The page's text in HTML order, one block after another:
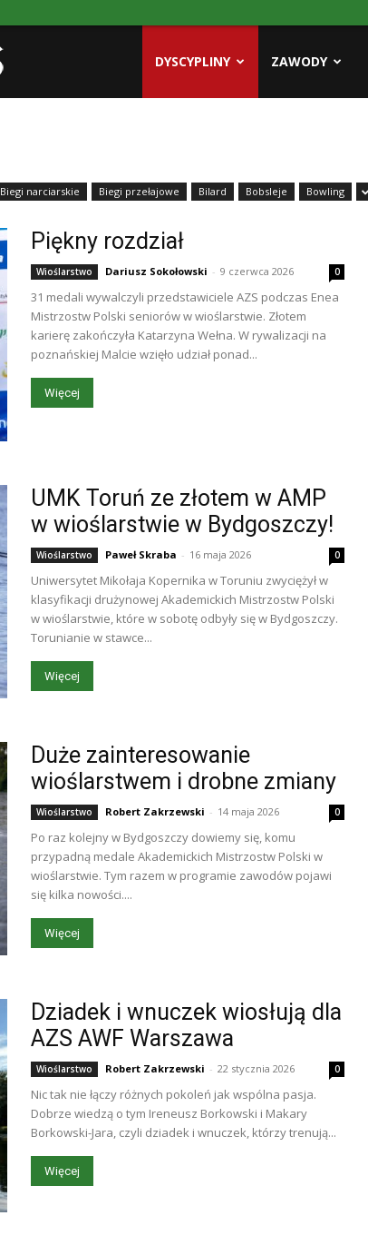
DYSCYPLINY ZAWODY
Biegi narciarskie Biegi przełajowe Bilard Bobsleje Bowling
Piękny rozdział
Wioślarstwo Dariusz Sokołowski - 9 czerwca 2026 0
31 medali wywalczyli przedstawiciele AZS podczas Enea
Mistrzostw Polski seniorów w wioślarstwie. Złotem
karierę zakończyła Katarzyna Wełna. W rywalizacji na
poznańskiej Malcie wzięło udział ponad...
Więcej
UMK Toruń ze złotem w AMP
w wioślarstwie w Bydgoszczy!
Wioślarstwo Paweł Skraba - 16 maja 2026 0
Uniwersytet Mikołaja Kopernika w Toruniu zwyciężył w
klasyfikacji drużynowej Akademickich Mistrzostw Polski
w wioślarstwie, które w sobotę odbyły się w Bydgoszczy.
Torunianie w stawce...
Więcej
Duże zainteresowanie
wioślarstwem i drobne zmiany
Wioślarstwo Robert Zakrzewski - 14 maja 2026 0
Po raz kolejny w Bydgoszczy dowiemy się, komu
przypadną medale Akademickich Mistrzostw Polski w
wioślarstwie. Tym razem w programie zawodów pojawi
się kilka nowości....
Więcej
Dziadek i wnuczek wiosłują dla
AZS AWF Warszawa
Wioślarstwo Robert Zakrzewski - 22 stycznia 2026 0
Nic tak nie łączy różnych pokoleń jak wspólna pasja.
Dobrze wiedzą o tym Ireneusz Borkowski i Makary
Borkowski-Jara, czyli dziadek i wnuczek, którzy trenują...
Więcej